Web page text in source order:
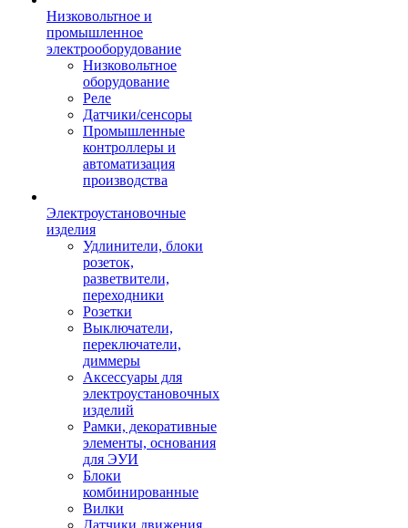
Низковольтное и
промышленное
электрооборудование
Низковольтное
оборудование
Реле
Датчики/сенсоры
Промышленные
контроллеры и
автоматизация
производства
Электроустановочные
изделия
Удлинители, блоки
розеток,
разветвители,
переходники
Розетки
Выключатели,
переключатели,
диммеры
Аксессуары для
электроустановочных
изделий
Рамки, декоративные
элементы, основания
для ЭУИ
Блоки
комбинированные
Вилки
Датчики движения,